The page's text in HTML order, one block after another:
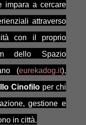
impara a cercare
attraverso
con il proprio
dello Spazio
(eurekadog.it),
Cinofilo per chi
gestione e
in città.